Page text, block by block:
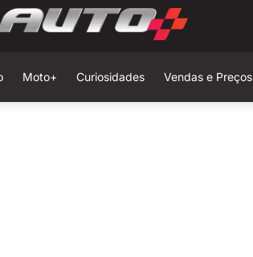
Moto+ Curiosidades Vendas e Preços